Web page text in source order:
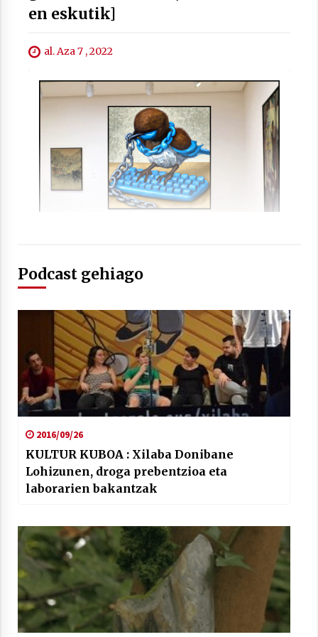
Arrosaren laburpen bideoa Hamaika
Telebistaren eskutik
2021/06/30
en eskutik]
al. Aza 7 , 2022
Podcast gehiago
2016/09/26
KULTUR KUBOA : Xilaba Donibane
Lohizunen, droga prebentzioa eta
laborarien bakantzak